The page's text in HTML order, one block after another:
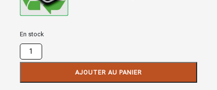
En stock
quantité
de
AJOUTER AU PANIER